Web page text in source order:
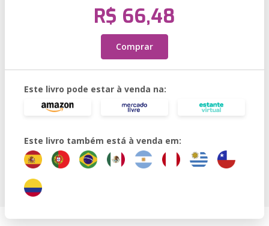
R$ 66,48
Comprar
Este livro pode estar à venda na:
Este livro também está à venda em: